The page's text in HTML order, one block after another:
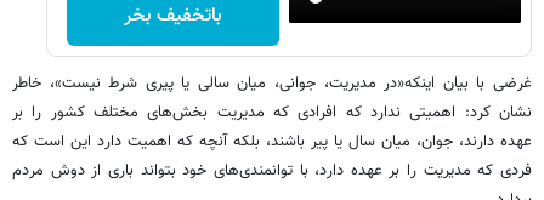
باتخفیف بخر
غرضی با بیان اینکه«در مدیریت، جوانی، میان سالی یا پیری شرط نیست»، خاطر
نشان کرد: اهمیتی ندارد که افرادی که مدیریت بخش‌های مختلف کشور را بر
عهده دارند، جوان، میان سال یا پیر باشند، بلکه آنچه که اهمیت دارد این است که
فردی که مدیریت را بر عهده دارد، با توانمندی‌های خود بتواند باری از دوش مردم